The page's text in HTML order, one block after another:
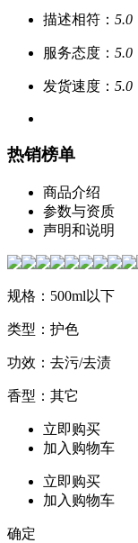
描述相符： 5.0
服务态度： 5.0
发货速度： 5.0
热销榜单
商品介绍
参数与资质
声明和说明
规格：500ml以下
类型：护色
功效：去污/去渍
香型：其它
立即购买
加入购物车
立即购买
加入购物车
确定